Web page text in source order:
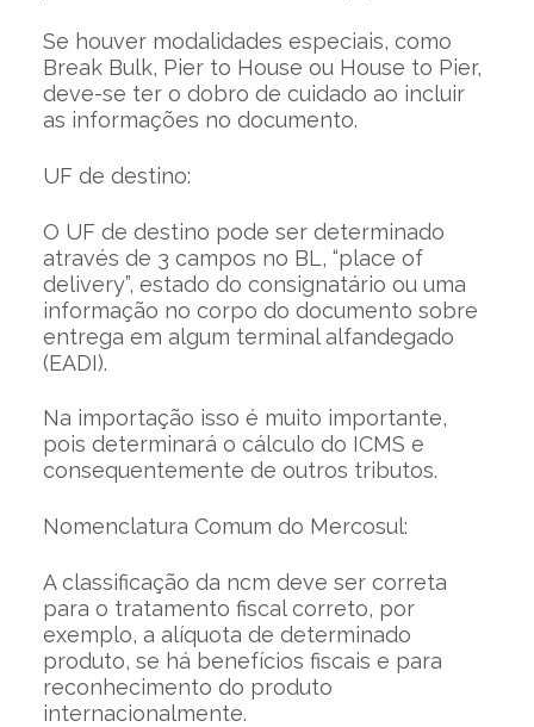
Se houver modalidades especiais, como
Break Bulk, Pier to House ou House to Pier,
deve-se ter o dobro de cuidado ao incluir
as informações no documento.
UF de destino:
O UF de destino pode ser determinado
através de 3 campos no BL, “place of
delivery”, estado do consignatário ou uma
informação no corpo do documento sobre
entrega em algum terminal alfandegado
(EADI).
Na importação isso é muito importante,
pois determinará o cálculo do ICMS e
consequentemente de outros tributos.
Nomenclatura Comum do Mercosul:
A classificação da ncm deve ser correta
para o tratamento fiscal correto, por
exemplo, a alíquota de determinado
produto, se há benefícios fiscais e para
reconhecimento do produto
internacionalmente.